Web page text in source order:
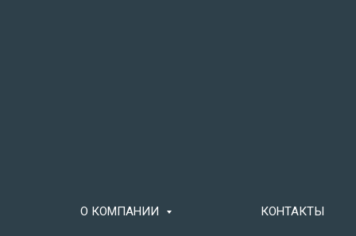
О КОМПАНИИ КОНТАКТЫ